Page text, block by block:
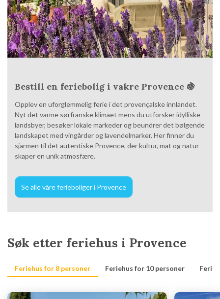
Bestill en feriebolig i vakre Provence 🍇
Opplev en uforglemmelig ferie i det provençalske innlandet.
Nyt det varme sørfranske klimaet mens du utforsker idylliske
landsbyer, besøker lokale markeder og beundrer det bølgende
landskapet med vingårder og lavendelmarker. Her finner du
sjarmen til det autentiske Provence, der kultur, mat og natur
skaper en unik atmosfære.
Se alle våre ferieboliger i Provence
Søk etter feriehus i Provence
Feriehus for 8 personer Feriehus for 10 personer